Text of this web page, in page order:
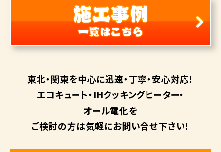
東北・関東を中心に迅速・丁寧・安心対応！
エコキュート・IHクッキングヒーター・
オール電化を
ご検討の方は気軽にお問い合せ下さい！